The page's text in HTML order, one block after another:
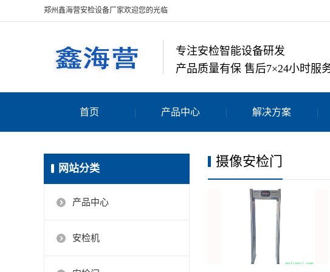
郑州鑫海营安检设备厂家欢迎您的光临
专注安检智能设备研发
产品质量有保 售后7×24小时服
首页 产品中心 解决方案
网站分类
产品中心
安检机
摄像安检门